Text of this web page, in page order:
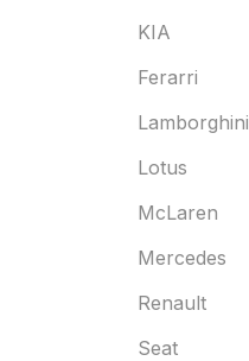
KIA
Ferarri
Lamborghini
Lotus
McLaren
Mercedes
Renault
Seat